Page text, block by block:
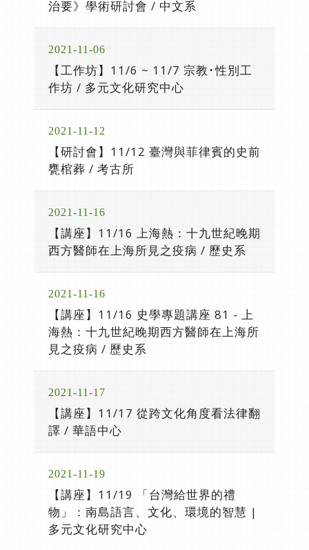
治要》學術研討會 / 中文系
2021-11-06
【工作坊】11/6 ~ 11/7 宗教･性別工
作坊 / 多元文化研究中心
2021-11-12
【研討會】11/12 臺灣與菲律賓的史前
甕棺葬 / 考古所
2021-11-16
【講座】11/16 上海熱：十九世紀晚期
西方醫師在上海所見之疫病 / 歷史系
2021-11-16
【講座】11/16 史學專題講座 81 - 上
海熱：十九世紀晚期西方醫師在上海所
見之疫病 / 歷史系
2021-11-17
【講座】11/17 從跨文化角度看法律翻
譯 / 華語中心
2021-11-19
【講座】11/19 「台灣給世界的禮
物」：南島語言、文化、環境的智慧 |
多元文化研究中心